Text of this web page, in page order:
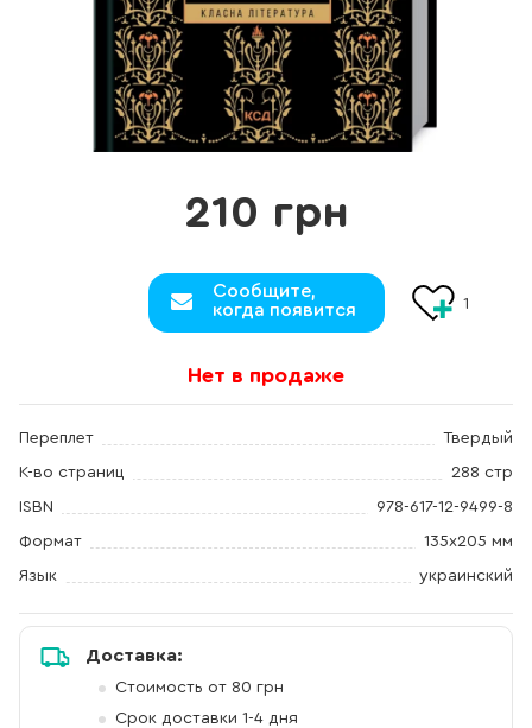
210 грн
Сообщите,
когда появится
1
Нет в продаже
Переплет Твердый
К-во страниц 288 стр
ISBN 978-617-12-9499-8
Формат 135х205 мм
Язык украинский
Доставка:
Стоимость от 80 грн
Срок доставки 1-4 дня